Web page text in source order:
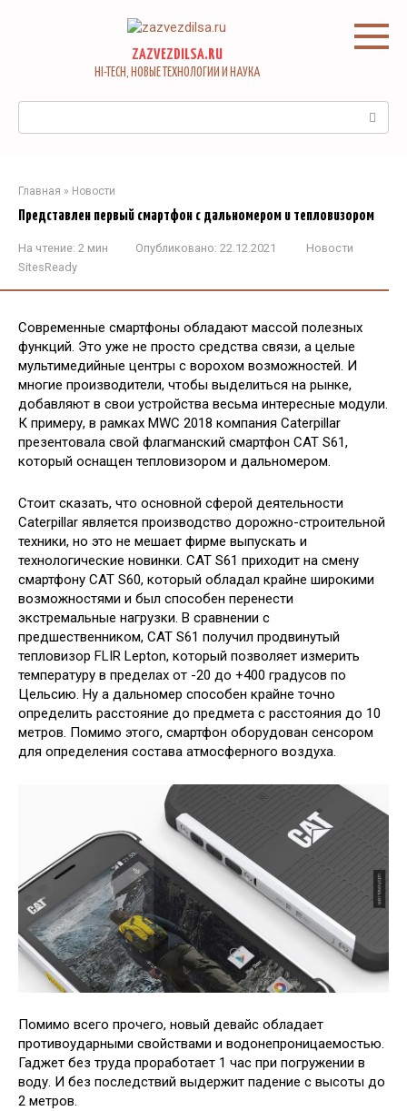
ZAZVEZDILSA.RU
HI-TECH, НОВЫЕ ТЕХНОЛОГИИ И НАУКА
Главная » Новости
Представлен первый смартфон с дальномером и тепловизором
На чтение: 2 мин Опубликовано: 22.12.2021
Новости
SitesReady
Современные смартфоны обладают массой полезных
функций. Это уже не просто средства связи, а целые
мультимедийные центры с ворохом возможностей. И
многие производители, чтобы выделиться на рынке,
добавляют в свои устройства весьма интересные модули.
К примеру, в рамках MWC 2018 компания Caterpillar
презентовала свой флагманский смартфон CAT S61,
который оснащен тепловизором и дальномером.
Стоит сказать, что основной сферой деятельности
Caterpillar является производство дорожно-строительной
техники, но это не мешает фирме выпускать и
технологические новинки. CAT S61 приходит на смену
смартфону CAT S60, который обладал крайне широкими
возможностями и был способен перенести
экстремальные нагрузки. В сравнении с
предшественником, CAT S61 получил продвинутый
тепловизор FLIR Lepton, который позволяет измерить
температуру в пределах от -20 до +400 градусов по
Цельсию. Ну а дальномер способен крайне точно
определить расстояние до предмета с расстояния до 10
метров. Помимо этого, смартфон оборудован сенсором
для определения состава атмосферного воздуха.
Помимо всего прочего, новый девайс обладает
противоударными свойствами и водонепроницаемостью.
Гаджет без труда проработает 1 час при погружении в
воду. И без последствий выдержит падение с высоты до
2 метров.